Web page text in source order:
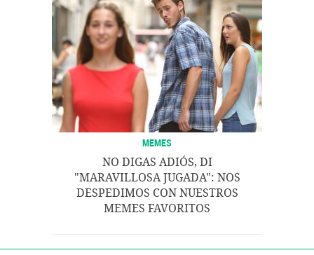
MEMES
NO DIGAS ADIÓS, DI
"MARAVILLOSA JUGADA": NOS
DESPEDIMOS CON NUESTROS
MEMES FAVORITOS